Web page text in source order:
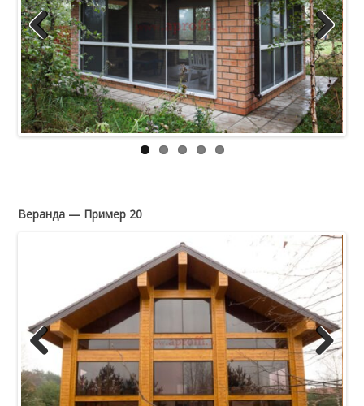
Previous Next
Веранда — Пример 20
Previous Next